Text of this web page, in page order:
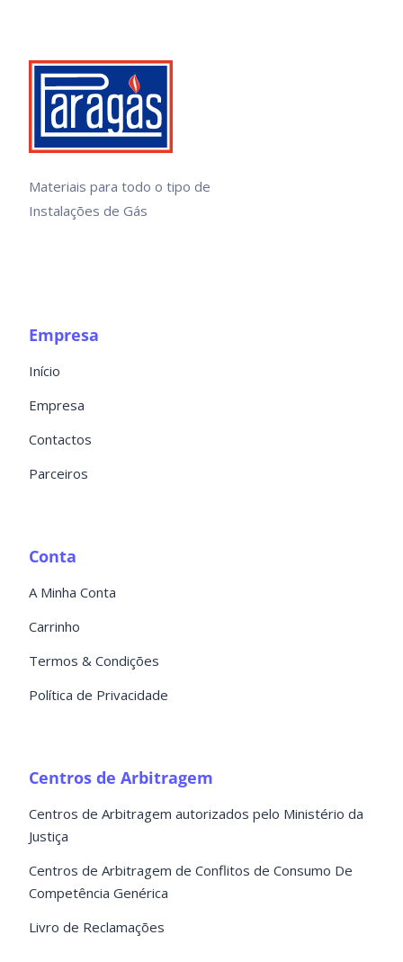
Materiais para todo o tipo de
Instalações de Gás
Empresa
Início
Empresa
Contactos
Parceiros
Conta
A Minha Conta
Carrinho
Termos & Condições
Política de Privacidade
Centros de Arbitragem
Centros de Arbitragem autorizados pelo Ministério da
Justiça
Centros de Arbitragem de Conflitos de Consumo De
Competência Genérica
Livro de Reclamações